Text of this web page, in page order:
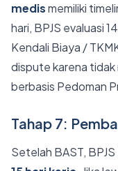
medismemiliki
hari, BPJS evaluasi
Kendali Biaya /
dispute karena tidak
berbasis Pedoman
Tahap 7:
Setelah BAST,